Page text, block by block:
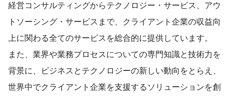
経営コンサルティングからテクノロジー・サービス、アウ
トソーシング・サービスまで、クライアント企業の収益向
上に関わる全てのサービスを総合的に提供しています。
また、業界や業務プロセスについての専門知識と技術力を
背景に、ビジネスとテクノロジーの新しい動向をとらえ、
世界中でクライアント企業を支援するソリューションを創